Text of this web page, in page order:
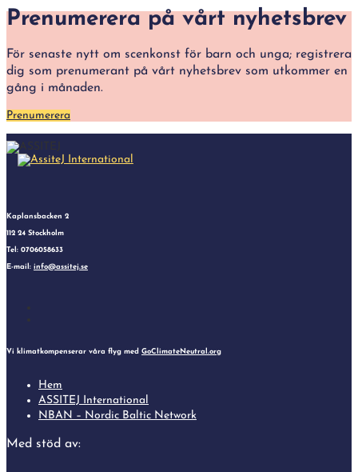
Prenumerera på vårt nyhetsbrev
För senaste nytt om scenkonst för barn och unga; registrera
dig som prenumerant på vårt nyhetsbrev som utkommer en
gång i månaden.
Prenumerera
Kaplansbacken 2
112 24 Stockholm
Tel: 0706058633
E-mail: info@assitej.se
Vi klimatkompenserar våra flyg med GoClimateNeutral.org
Hem
ASSITEJ International
NBAN – Nordic Baltic Network
Med stöd av: